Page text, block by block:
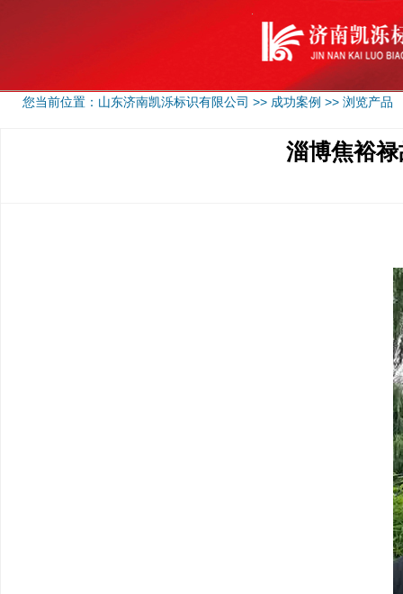
您当前位置： 山东济南凯泺标识有限公司 >> 成功案例 >> 浏览产品
淄博焦裕